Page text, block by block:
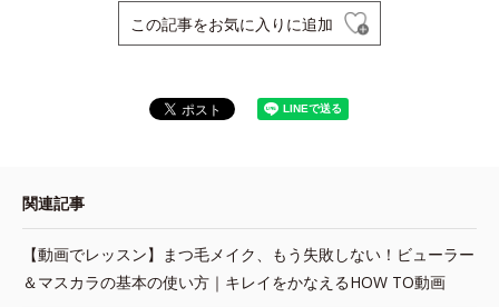
この記事をお気に入りに追加
関連記事
【動画でレッスン】まつ毛メイク、もう失敗しない！ビューラー
＆マスカラの基本の使い方｜キレイをかなえるHOW TO動画